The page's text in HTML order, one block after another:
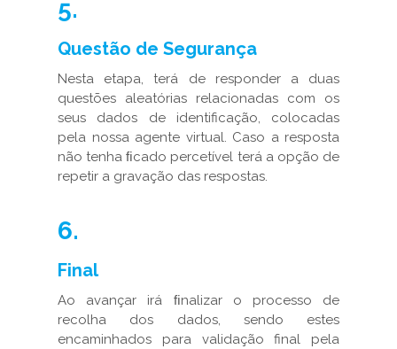
5.
Questão de Segurança
Nesta etapa, terá de responder a duas
questões aleatórias relacionadas com os
seus dados de identificação, colocadas
pela nossa agente virtual. Caso a resposta
não tenha ﬁcado percetível terá a opção de
repetir a gravação das respostas.
6.
Final
Ao avançar irá ﬁnalizar o processo de
recolha dos dados, sendo estes
encaminhados para validação final pela